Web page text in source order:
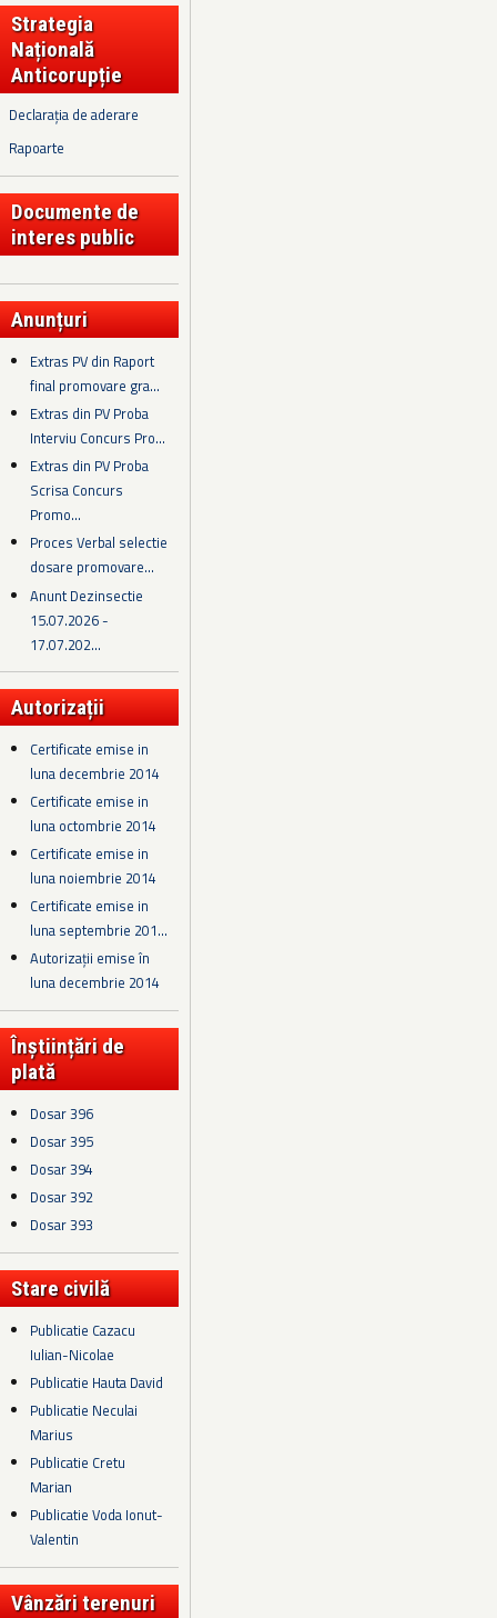
Strategia
Națională
Anticorupție
Declarația de aderare
Rapoarte
Documente de
interes public
Anunțuri
Extras PV din Raport
final promovare gra...
Extras din PV Proba
Interviu Concurs Pro...
Extras din PV Proba
Scrisa Concurs
Promo...
Proces Verbal selectie
dosare promovare...
Anunt Dezinsectie
15.07.2026 -
17.07.202...
Autorizații
Certificate emise in
luna decembrie 2014
Certificate emise in
luna octombrie 2014
Certificate emise in
luna noiembrie 2014
Certificate emise in
luna septembrie 201...
Autorizații emise în
luna decembrie 2014
Înștiințări de
plată
Dosar 396
Dosar 395
Dosar 394
Dosar 392
Dosar 393
Stare civilă
Publicatie Cazacu
Iulian-Nicolae
Publicatie Hauta David
Publicatie Neculai
Marius
Publicatie Cretu
Marian
Publicatie Voda Ionut-
Valentin
Vânzări terenuri